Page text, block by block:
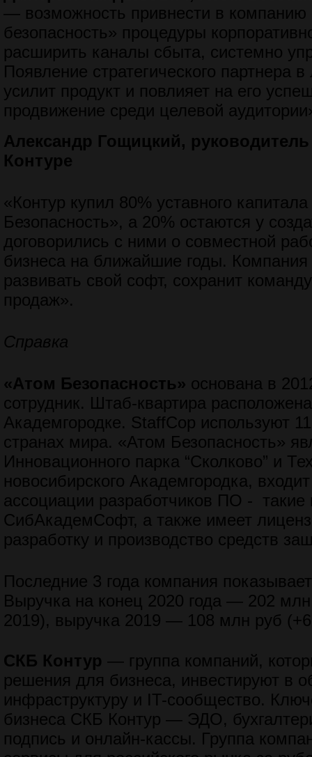
— возможность привнести в компанию
безопасность» процедуры
расширить каналы сбыта, системно
Появление стратегического партнера
усилит продукт и повлияет на его
продвижение среди целевой
Александр Гощицкий,
Контуре
«Контур купил 80% уставного
Безопасность», а 20% остаются у
договорились с ними о совместной
бизнеса на ближайшие годы. Компания
развивать свой софт, сохранит
продаж».
Справка
«Атом Безопасность» основана в
сотрудник. Штаб-квартира
Академгородке. StaffCop используют
странах мира. «Атом Безопасность»
Инновационного парка “Сколково” и
новосибирского Академгородка,
ассоциации разработчиков ПО -
СибАкадемСофт, а также имеет
разработку и производство средств
Последние 3 года компания
Выручка на конец 2020 года — 202
2019), выручка 2019 — 108 млн руб
СКБ Контур — группа компаний,
решения для бизнеса, инвестируют в
инфраструктуру и IT-сообщество.
бизнеса СКБ Контур — ЭДО,
подпись и онлайн-кассы. Группа